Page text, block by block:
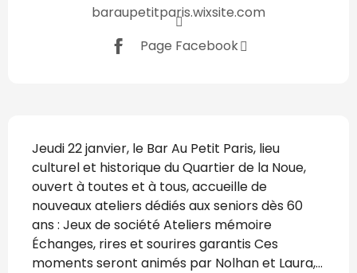
baraupetitparis.wixsite.com
Page Facebook
Jeudi 22 janvier, le Bar Au Petit Paris, lieu
culturel et historique du Quartier de la Noue,
ouvert à toutes et à tous, accueille de
nouveaux ateliers dédiés aux seniors dès 60
ans : Jeux de société Ateliers mémoire
Échanges, rires et sourires garantis Ces
moments seront animés par Nolhan et Laura,...